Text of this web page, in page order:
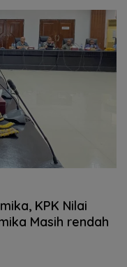
MENGEMBANGKAN
KPK Nilai
Masih rendah